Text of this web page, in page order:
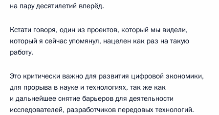
на пару десятилетий вперёд.
Кстати говоря, один из проектов, который мы видели,
который я сейчас упомянул, нацелен как раз на такую
работу.
Это критически важно для развития цифровой экономики,
для прорыва в науке и технологиях, так же как
и дальнейшее снятие барьеров для деятельности
исследователей, разработчиков передовых технологий.